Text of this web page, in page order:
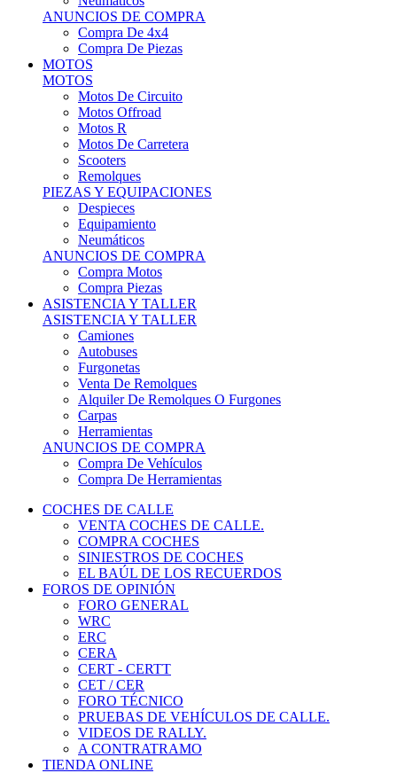
ANUNCIOS DE COMPRA
Compra De 4x4
Compra De Piezas
MOTOS
MOTOS
Motos De Circuito
Motos Offroad
Motos R
Motos De Carretera
Scooters
Remolques
PIEZAS Y EQUIPACIONES
Despieces
Equipamiento
Neumáticos
ANUNCIOS DE COMPRA
Compra Motos
Compra Piezas
ASISTENCIA Y TALLER
ASISTENCIA Y TALLER
Camiones
Autobuses
Furgonetas
Venta De Remolques
Alquiler De Remolques O Furgones
Carpas
Herramientas
ANUNCIOS DE COMPRA
Compra De Vehículos
Compra De Herramientas
COCHES DE CALLE
VENTA COCHES DE CALLE.
COMPRA COCHES
SINIESTROS DE COCHES
EL BAÚL DE LOS RECUERDOS
FOROS DE OPINIÓN
FORO GENERAL
WRC
ERC
CERA
CERT - CERTT
CET / CER
FORO TÉCNICO
PRUEBAS DE VEHÍCULOS DE CALLE.
VIDEOS DE RALLY.
A CONTRATRAMO
TIENDA ONLINE